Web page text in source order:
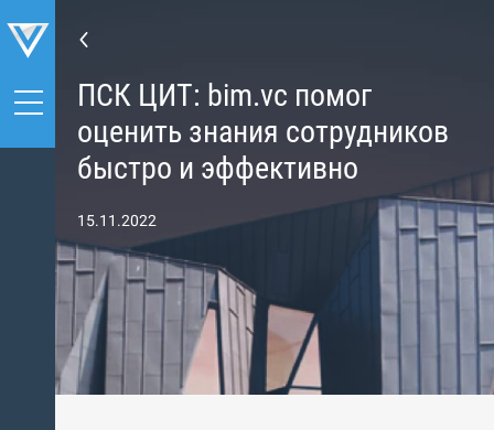
ПСК ЦИТ: bim.vc помог
оценить знания сотрудников
быстро и эффективно
15.11.2022